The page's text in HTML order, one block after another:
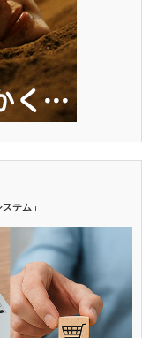
テム」